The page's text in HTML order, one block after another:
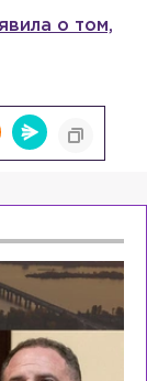
о том,